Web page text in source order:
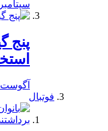
سپتامبر 26, 2019
پنج
آگوست 22, 2019
فوتبال